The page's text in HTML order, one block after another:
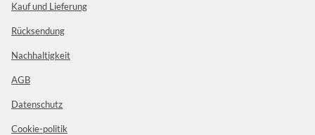
Kauf und Lieferung
Rücksendung
Nachhaltigkeit
AGB
Datenschutz
Cookie-politik